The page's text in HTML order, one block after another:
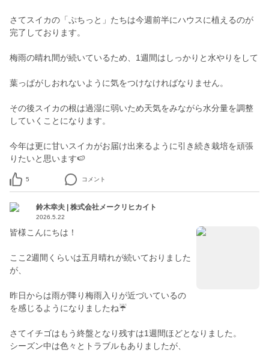
さてスイカの「ぷちっと」たちは今週前半にハウスに植えるのが
完了しております。
梅雨の晴れ間が続いているため、1週間はしっかりと水やりをして
葉っぱがしおれないように気をつけなければなりません。
その後スイカの根は過湿に弱いため天気をみながら水分量を調整
していくことになります。
今年は更に甘いスイカがお届け出来るように引き続き栽培を頑張
りたいと思います🍉
5 コメント
鈴木幸夫 | 株式会社メークリヒカイト
2026.5.22
皆様こんにちは！
ここ2週間くらいは五月晴れが続いておりました
が、
昨日からは雨が降り梅雨入りが近づいているの
を感じるようになりましたね☔
さてイチゴはもう終盤となり残すは1週間ほどとなりました。
シーズン中は色々とトラブルもありましたが、